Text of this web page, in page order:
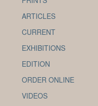
ARTICLES
CURRENT
EXHIBITIONS
EDITION
ORDER ONLINE
VIDEOS